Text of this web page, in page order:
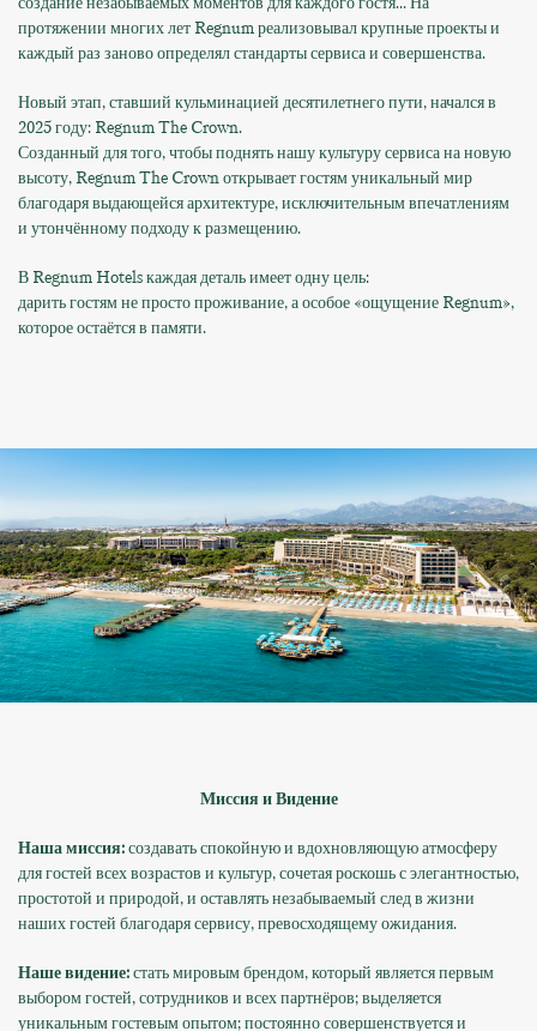
протяжении многих лет Regnum реализовывал крупные проекты и
каждый раз заново определял стандарты сервиса и совершенства.
Новый этап, ставший кульминацией десятилетнего пути, начался в
2025 году: Regnum The Crown.
Созданный для того, чтобы поднять нашу культуру сервиса на новую
высоту, Regnum The Crown открывает гостям уникальный мир
благодаря выдающейся архитектуре, исключительным впечатлениям
и утончённому подходу к размещению.
В Regnum Hotels каждая деталь имеет одну цель:
дарить гостям не просто проживание, а особое «ощущение Regnum»,
которое остаётся в памяти.
Миссия и Видение
Наша миссия:создавать спокойную и вдохновляющую атмосферу
для гостей всех возрастов и культур, сочетая роскошь с элегантностью,
простотой и природой, и оставлять незабываемый след в жизни
наших гостей благодаря сервису, превосходящему ожидания.
Наше видение:стать мировым брендом, который является первым
выбором гостей, сотрудников и всех партнёров; выделяется
уникальным гостевым опытом; постоянно совершенствуется и